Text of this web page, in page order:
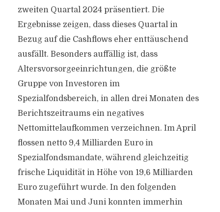
zweiten Quartal 2024 präsentiert. Die
Ergebnisse zeigen, dass dieses Quartal in
Bezug auf die Cashflows eher enttäuschend
ausfällt. Besonders auffällig ist, dass
Altersvorsorgeeinrichtungen, die größte
Gruppe von Investoren im
Spezialfondsbereich, in allen drei Monaten des
Berichtszeitraums ein negatives
Nettomittelaufkommen verzeichnen. Im April
flossen netto 9,4 Milliarden Euro in
Spezialfondsmandate, während gleichzeitig
frische Liquidität in Höhe von 19,6 Milliarden
Euro zugeführt wurde. In den folgenden
Monaten Mai und Juni konnten immerhin